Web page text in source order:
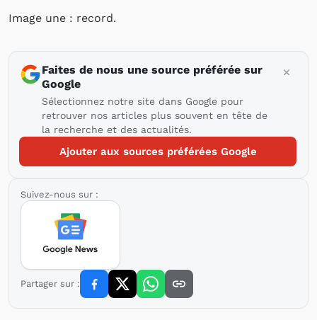
Image une : record.
Faites de nous une source préférée sur
Google
Sélectionnez notre site dans Google pour
retrouver nos articles plus souvent en tête de
la recherche et des actualités.
Ajouter aux sources préférées Google
Suivez-nous sur :
Partager sur :